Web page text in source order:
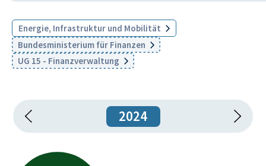
Energie, Infrastruktur und Mobilität
Bundesministerium für Finanzen
UG 15 - Finanzverwaltung
2024